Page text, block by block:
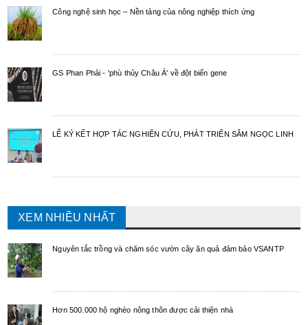
Công nghệ sinh học – Nền tảng của nông nghiệp thích ứng
GS Phan Phải - 'phù thủy Châu Á' về đột biến gene
LỄ KÝ KẾT HỢP TÁC NGHIÊN CỨU, PHÁT TRIỂN SÂM NGỌC LINH
XEM NHIỀU NHẤT
Nguyên tắc trồng và chăm sóc vườn cây ăn quả đảm bảo VSANTP
Hơn 500.000 hộ nghèo nông thôn được cải thiện nhà